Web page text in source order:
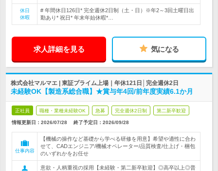
休日
休暇
# 年間休日126日* 完全週休2日制（土・日）※年2～3回土曜日出
勤あり* 祝日* 年末年始休暇*…
求人詳細を見る 気になる
株式会社マルマエ | 東証プライム上場｜年休121日│完全週休2日
未経験OK【製造系総合職】★賞与年4回/前年度実績6.1か月
正社員 職種・業種未経験OK 急募 完全週休2日制 第二新卒歓迎
情報更新日：2026/07/28 終了予定日： 2026/09/28
仕事内容
【機械の操作など基礎から学べる研修を用意】希望や適性に合わ
せて、CADエンジニア/機械オペレーター/品質検査/仕上げ・梱包
のいずれかをお任せ
意欲・人柄重視の採用【未経験・第二新卒歓迎】◎高卒以上◎普